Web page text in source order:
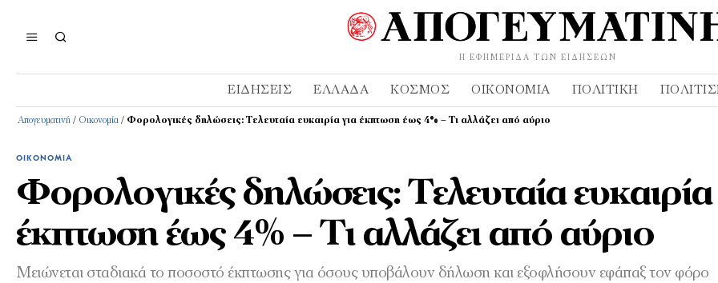
Η ΕΦΗΜΕΡΊΔΑ ΤΩΝ ΕΙΔΉΣΕΩΝ
ΕΙΔΉΣΕΙΣ ΕΛΛΆΔΑ ΚΌΣΜΟΣ ΟΙΚΟΝΟΜΊΑ ΠΟΛΙΤΙΚΉ
Απογευματινή / Οικονομία / Φορολογικές δηλώσεις: Τελευταία ευκαιρία για έκπτωση έως 4% – Τι αλλάζει από αύριο
ΟΙΚΟΝΟΜΊΑ
Φορολογικές δηλώσεις: Τελευταία ευκαιρία
έκπτωση έως 4% – Τι αλλάζει από αύριο
Μειώνεται σταδιακά το ποσοστό έκπτωσης για όσους υποβάλουν δήλωση και εξοφλήσουν εφάπαξ τον φόρο